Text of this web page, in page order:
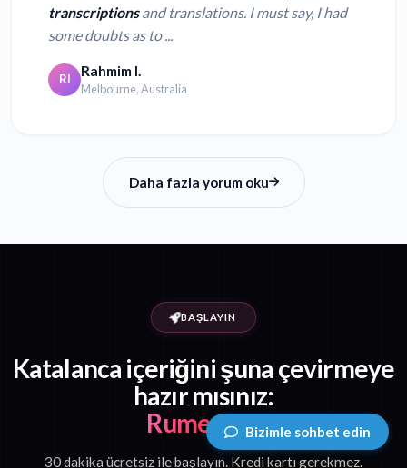
transcriptionsand translations. I must say, I had
some doubts as to ...
RI Rahmim I.
Melbourne, Australia
Daha fazla yorum oku
BAŞLAYIN
Katalanca içeriğini şuna çevirmeye
hazır mısınız:
Rumence?
30 dakika ücretsiz ile başlayın. Kredi kartı gerekmez.
Bizimle sohbet edin